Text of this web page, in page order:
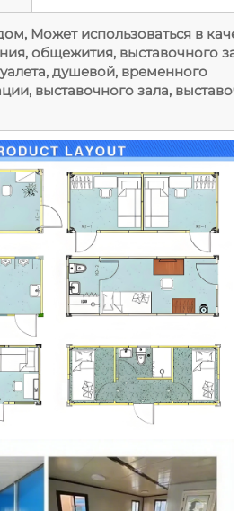
Может использоваться в
общежития, выставочного
душевой, временного
выставочного зала,